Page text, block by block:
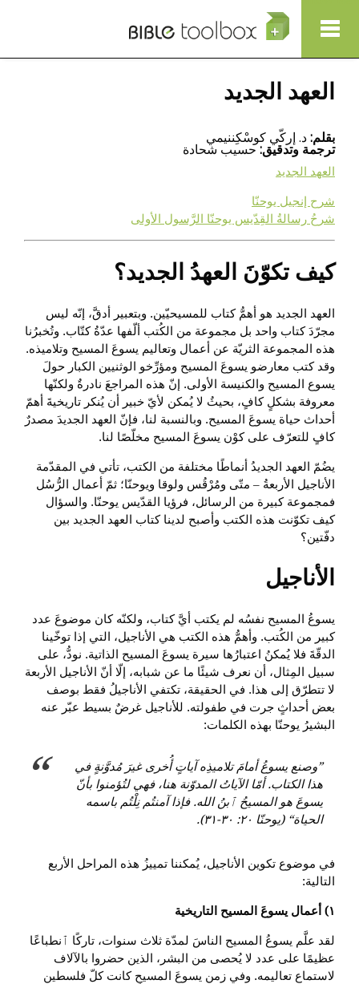
تجاوز إلى المحتوى الرئيسي
العهد الجديد
بقلم: د. إركّي كوسْكِننيمي
ترجمة وتدقيق:حسيب شحادة
العهد الجديد
شرح إنجيل يوحنّا
شرحُ رسالةُ القِدّيس يوحنّا الرَّسول الأولى
كيف تكوّنَ العهدُ الجديد؟
العهد الجديد هو أهمُّ كتاب للمسيحيّين. وبتعبير أدقَّ، إنّه ليس
مجرّدَ كتاب واحد بل مجموعة من الكُتب ألّفها عدّةُ كتّاب. وتُخبرُنا
هذه المجموعة الثريّة عن أعمال وتعاليم يسوعَ المسيح وتلاميذه.
وقد كتب معارضو يسوعَ المسيح ومؤرِّخو الوثنيين الكبار حولَ
يسوع المسيح والكنيسة الأولى. إنّ هذه المراجعَ نادرةٌ ولكنّها
معروفة بشكلٍ كافٍ، بحيثُ لا يُمكن لأيّ خبير أن يُنكر تاريخيةَ أهمّ
أحداث حياة يسوعَ المسيح. وبالنسبة لنا، فإنّ العهد الجديدَ مصدرٌ
كافٍ للتعرّف على كوْن يسوعَ المسيح مخلّصًا لنا.
يضُمّ العهد الجديدُ أنماطًا مختلفة من الكتب، تأتي في المقدّمة
الأناجيل الأربعةُ – متّى ومُرْقُس ولوقا ويوحنّا؛ ثمّ أعمال الرُّسُل
فمجموعة كبيرة من الرسائل، فرؤيا القدّيس يوحنّا. والسؤال
كيف تكوّنت هذه الكتب وأصبح لدينا كتاب العهد الجديد بين
دفّتين؟
الأناجيل
يسوعُ المسيح نفسُه لم يكتب أيَّ كتاب، ولكنّه كان موضوعَ عدد
كبير من الكُتب. وأهمُّ هذه الكتب هي الأناجيل، التي إذا توخّينا
الدقّةَ فلا يُمكنُ اعتبارُها سيرة يسوعَ المسيح الذاتية. نودُّ، على
سبيل المِثال، أن نعرف شيئًا ما عن شبابه، إلّا أنّ الأناجيل الأربعة
لا تتطرّق إلى هذا. في الحقيقة، تكتفي الأناجيلُ فقط بوصف
بعض أحداثٍ جرت في طفولته. للأناجيل غرضٌ بسيط عبّر عنه
البشيرُ يوحنّا بهذه الكلمات:
”وصنع يسوعُ أمامَ تلاميذِه آياتٍ أُخرى غيرَ مُدوَّنةٍ في
هذا الكتاب. أمّا الآياتُ المدوّنة هنا، فهي لتُؤمنوا بأنّ
يسوعَ هو المسيحُ ٱبنُ الله. فإذا آمنتُم نِلْتُم باسمه
الحياة“ (يوحنّا ٢٠: ٣٠-٣١).
في موضوع تكوين الأناجيل، يُمكننا تمييزُ هذه المراحل الأربع
التالية:
١) أعمال يسوعَ المسيح التاريخية
لقد علَّم يسوعُ المسيح الناسَ لمدّة ثلاث سنوات، تاركًا ٱنطباعًا
عظيمًا على عدد لا يُحصى من البشر، الذين حضروا بالآلاف
لاستماع تعاليمه. وفي زمن يسوعَ المسيحِ كانت كلّ فلسطين